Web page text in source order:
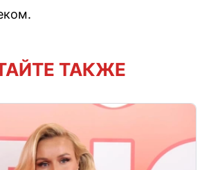
ТАКЖЕ